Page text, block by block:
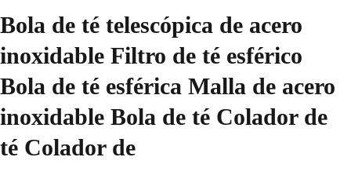
Bola de té telescópica de acero
inoxidable Filtro de té esférico
Bola de té esférica Malla de acero
inoxidable Bola de té Colador de
té Colador de